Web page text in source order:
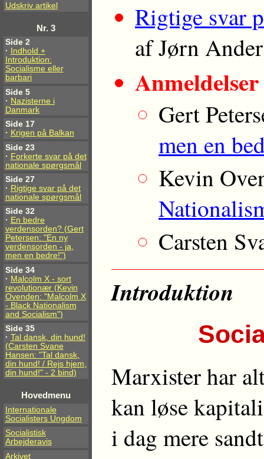
Udskriv artikel
Nr. 3
Side 2
·
Indhold +
Introduktion:
Socialisme eller
barbari
Side 5
· Nazisterne i
Danmark
Side 17
· Krigen på Balkan
Side 23
· Forkerte svar på det
nationale spørgsmål
Side 27
· Rigtige svar på det
nationale spørgsmål
Side 32
· En bedre
verdensorden? (Gert
Petersen: "En ny
verdensorden - ja,
men en bedre!")
Side 34
· Malcolm X - sort
revolutionær (Kevin
Ovenden: "Malcolm X
- Black Nationalism
and Socialism")
Side 35
· Tal dansk, din hund!
(Carsten Svane
Hansen: "Tal dansk,
din hund! / Rejs hjem,
din hund!" - 2 bind)
Hovedmenu
Internationale
Socialisters Ungdom
Socialistisk
Arbejderavis
Arkivet
Rigtige svar
af Jørn
Anmeldelser
Gert
men en
Kevin
Carsten
Introduktion
Marxister har
kan løse
i dag mere